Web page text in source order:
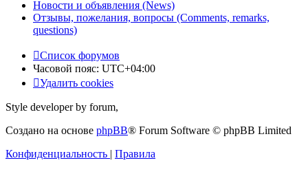
Новости и объявления (News)
Отзывы, пожелания, вопросы (Comments, remarks,
questions)
Список форумов
Часовой пояс: UTC+04:00
Удалить cookies
Style developer by forum,
Создано на основе phpBB® Forum Software © phpBB Limited
Конфиденциальность | Правила